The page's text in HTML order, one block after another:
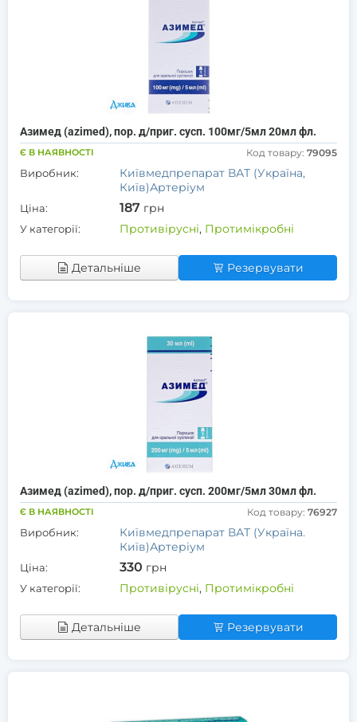
Азимед (azimed), пор. д/приг. сусп. 100мг/5мл 20мл фл.
Є В НАЯВНОСТІ Код товару: 79095
Виробник:
Київмедпрепарат ВАТ (Україна,
Київ)Артеріум
Ціна: 187 грн
У категорії: Противірусні, Протимікробні
Детальніше Резервувати
Азимед (azimed), пор. д/приг. сусп. 200мг/5мл 30мл фл.
Є В НАЯВНОСТІ Код товару: 76927
Виробник:
Київмедпрепарат ВАТ (Україна.
Київ)Артеріум
Ціна: 330 грн
У категорії: Противірусні, Протимікробні
Детальніше Резервувати